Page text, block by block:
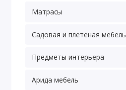
Матрасы
Садовая и плетеная мебель
Предметы интерьера
Арида мебель